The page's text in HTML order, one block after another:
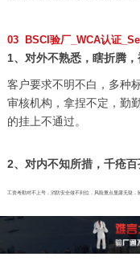
03 BSCI验厂_WCA认证
1、对外不熟悉，瞎折腾，
客户要求不明不白，多种
审核机构，拿捏不定，勤
的挂上不通过。
2、对内不知所措，千疮百
工资考勤对不上号，消防安全做不到位，风险重点显露无疑，